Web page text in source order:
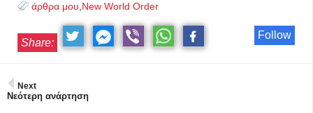
άρθρα μου New World Order
Follow
Share:
Next
Νεότερη ανάρτηση